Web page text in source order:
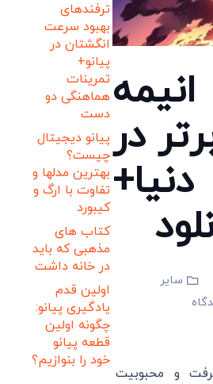
در
سایر
و محبوبیت
ترفندهای
بهبود سرعت
انگشتان در
پیانو+
تمرینات
هماهنگی دو
دست
پیانو دیجیتال
چیست؟
بهترین مدلها و
تفاوت با ارگ و
کیبورد
کتاب های
مذهبی که باید
در خانه داشت
اولین قدم
یادگیری پیانو:
چگونه اولین
قطعه پیانو
خود را بنوازیم؟